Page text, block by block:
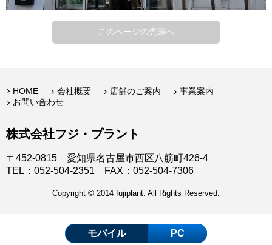
このページの先頭へ
HOME 会社概要 店舗のご案内
事業案内
お問い合わせ
株式会社フジ・プラント
〒452-0815 愛知県名古屋市西区八筋町426-4
TEL：052-504-2351 FAX：052-504-7306
Copyright © 2014 fujiplant. All Rights Reserved.
モバイル PC